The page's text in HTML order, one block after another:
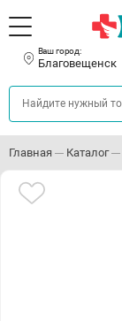
Ваш город:
Благовещенск
Главная Каталог